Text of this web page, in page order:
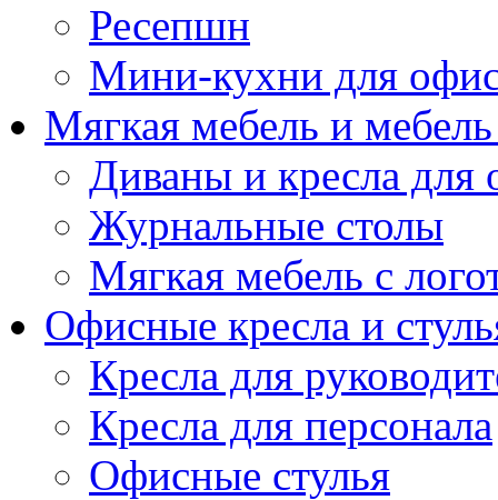
Ресепшн
Мини-кухни для
Мягкая мебель и
Диваны и кресла для
Журнальные столы
Мягкая мебель с
Офисные кресла и
Кресла для
Кресла для персонала
Офисные стулья